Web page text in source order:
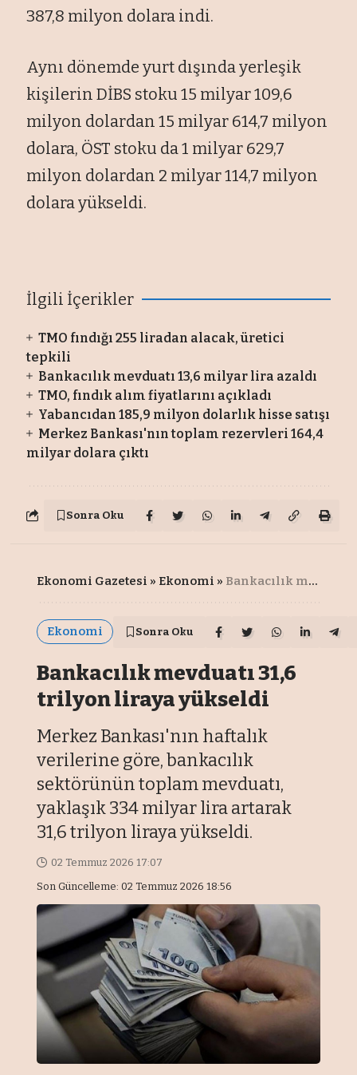
387,8 milyon dolara indi.
Aynı dönemde yurt dışında yerleşik
kişilerin DİBS stoku 15 milyar 109,6
milyon dolardan 15 milyar 614,7 milyon
dolara, ÖST stoku da 1 milyar 629,7
milyon dolardan 2 milyar 114,7 milyon
dolara yükseldi.
İlgili İçerikler
TMO fındığı 255 liradan alacak, üretici
tepkili
Bankacılık mevduatı 13,6 milyar lira azaldı
TMO, fındık alım fiyatlarını açıkladı
Yabancıdan 185,9 milyon dolarlık hisse satışı
Merkez Bankası'nın toplam rezervleri 164,4
milyar dolara çıktı
Sonra Oku
Ekonomi Gazetesi » Ekonomi » Bankacılık mevduatı 31,6 trilyon liraya yükseldi
Ekonomi Sonra Oku
Bankacılık mevduatı 31,6
trilyon liraya yükseldi
Merkez Bankası'nın haftalık
verilerine göre, bankacılık
sektörünün toplam mevduatı,
yaklaşık 334 milyar lira artarak
31,6 trilyon liraya yükseldi.
Son Güncelleme: 02 Temmuz 2026 18:56
02 Temmuz 2026 17:07